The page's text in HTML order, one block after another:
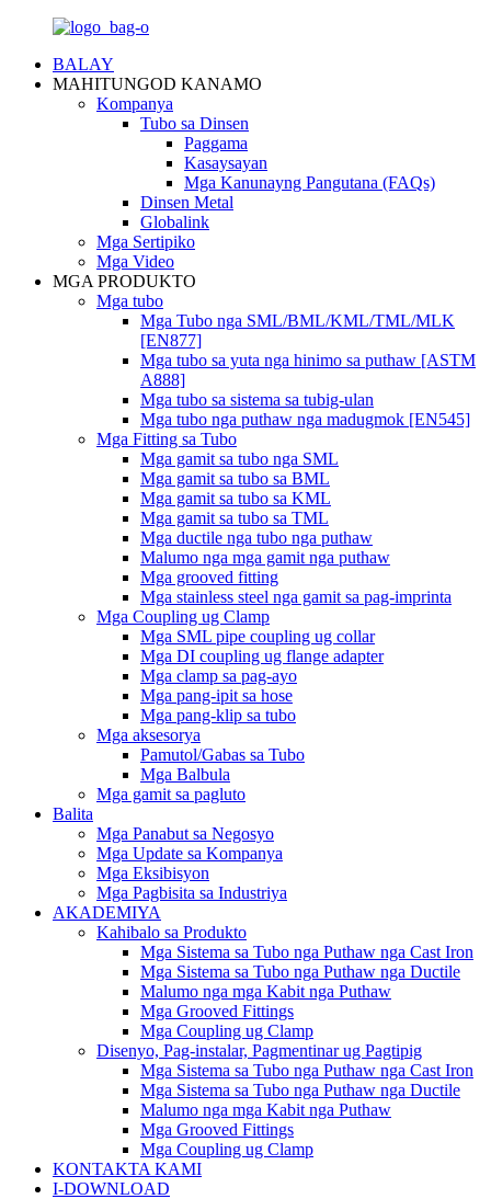
BALAY
MAHITUNGOD KANAMO
Kompanya
Tubo sa Dinsen
Paggama
Kasaysayan
Mga Kanunayng Pangutana (FAQs)
Dinsen Metal
Globalink
Mga Sertipiko
Mga Video
MGA PRODUKTO
Mga tubo
Mga Tubo nga SML/BML/KML/TML/MLK
[EN877]
Mga tubo sa yuta nga hinimo sa puthaw [ASTM
A888]
Mga tubo sa sistema sa tubig-ulan
Mga tubo nga puthaw nga madugmok [EN545]
Mga Fitting sa Tubo
Mga gamit sa tubo nga SML
Mga gamit sa tubo sa BML
Mga gamit sa tubo sa KML
Mga gamit sa tubo sa TML
Mga ductile nga tubo nga puthaw
Malumo nga mga gamit nga puthaw
Mga grooved fitting
Mga stainless steel nga gamit sa pag-imprinta
Mga Coupling ug Clamp
Mga SML pipe coupling ug collar
Mga DI coupling ug flange adapter
Mga clamp sa pag-ayo
Mga pang-ipit sa hose
Mga pang-klip sa tubo
Mga aksesorya
Pamutol/Gabas sa Tubo
Mga Balbula
Mga gamit sa pagluto
Balita
Mga Panabut sa Negosyo
Mga Update sa Kompanya
Mga Eksibisyon
Mga Pagbisita sa Industriya
AKADEMIYA
Kahibalo sa Produkto
Mga Sistema sa Tubo nga Puthaw nga Cast Iron
Mga Sistema sa Tubo nga Puthaw nga Ductile
Malumo nga mga Kabit nga Puthaw
Mga Grooved Fittings
Mga Coupling ug Clamp
Disenyo, Pag-instalar, Pagmentinar ug Pagtipig
Mga Sistema sa Tubo nga Puthaw nga Cast Iron
Mga Sistema sa Tubo nga Puthaw nga Ductile
Malumo nga mga Kabit nga Puthaw
Mga Grooved Fittings
Mga Coupling ug Clamp
KONTAKTA KAMI
I-DOWNLOAD